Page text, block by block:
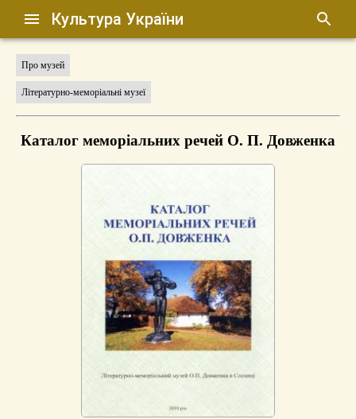
Культура України
Про музей
Літературно-меморіальні музеї
Каталог меморіальних речей О. П. Довженка